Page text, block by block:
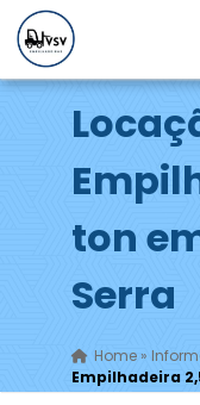
ton
Serra
Home»
Empilhadeira